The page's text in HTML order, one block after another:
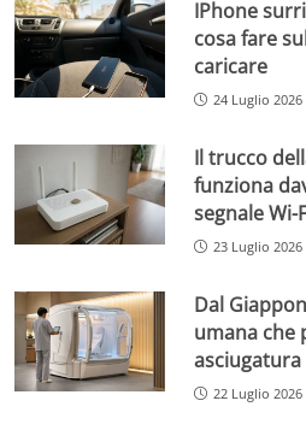
IPhone
cosa fare
caricare
24 Luglio 2026
Il trucco
funziona
segnale Wi-
23 Luglio 2026
Dal
umana che
22 Luglio 2026